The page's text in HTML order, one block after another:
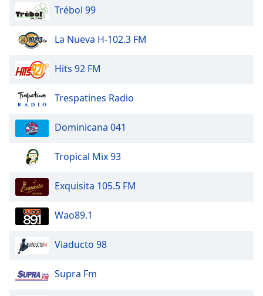
Trébol 99
La Nueva H-102.3 FM
Hits 92 FM
Trespatines Radio
Dominicana 041
Tropical Mix 93
Exquisita 105.5 FM
Wao89.1
Viaducto 98
Supra Fm